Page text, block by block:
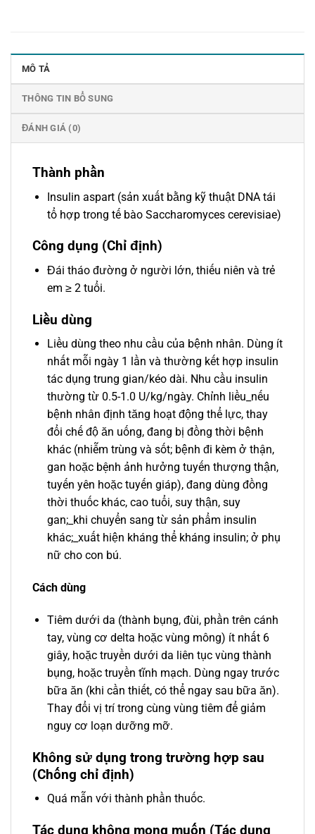
MÔ TẢ
THÔNG TIN BỔ SUNG
ĐÁNH GIÁ (0)
Thành phần
Insulin aspart (sản xuất bằng kỹ thuật DNA tái
tổ hợp trong tế bào Saccharomyces cerevisiae)
Công dụng (Chỉ định)
Đái tháo đường ở người lớn, thiếu niên và trẻ
em ≥ 2 tuổi.
Liều dùng
Liều dùng theo nhu cầu của bệnh nhân. Dùng ít
nhất mỗi ngày 1 lần và thường kết hợp insulin
tác dụng trung gian/kéo dài. Nhu cầu insulin
thường từ 0.5-1.0 U/kg/ngày. Chỉnh liều_nếu
bệnh nhân định tăng hoạt động thể lực, thay
đổi chế độ ăn uống, đang bị đồng thời bệnh
khác (nhiễm trùng và sốt; bệnh đi kèm ở thận,
gan hoặc bệnh ảnh hưởng tuyến thượng thận,
tuyến yên hoặc tuyến giáp), đang dùng đồng
thời thuốc khác, cao tuổi, suy thận, suy
gan;_khi chuyển sang từ sản phẩm insulin
khác;_xuất hiện kháng thể kháng insulin; ở phụ
nữ cho con bú.
Cách dùng
Tiêm dưới da (thành bụng, đùi, phần trên cánh
tay, vùng cơ delta hoặc vùng mông) ít nhất 6
giây, hoặc truyền dưới da liên tục vùng thành
bụng, hoặc truyền tĩnh mạch. Dùng ngay trước
bữa ăn (khi cần thiết, có thể ngay sau bữa ăn).
Thay đổi vị trí trong cùng vùng tiêm để giảm
nguy cơ loạn dưỡng mỡ.
Không sử dụng trong trường hợp sau
(Chống chỉ định)
Quá mẫn với thành phần thuốc.
Tác dụng không mong muốn (Tác dụng